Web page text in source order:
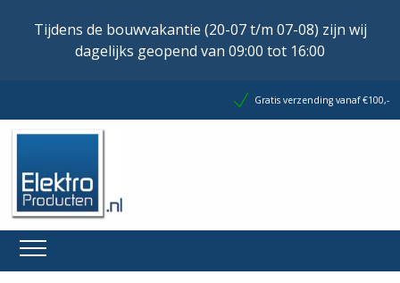
Tijdens de bouwvakantie (20-07 t/m 07-08) zijn wij
dagelijks geopend van 09:00 tot 16:00
Gratis verzending vanaf €100,-